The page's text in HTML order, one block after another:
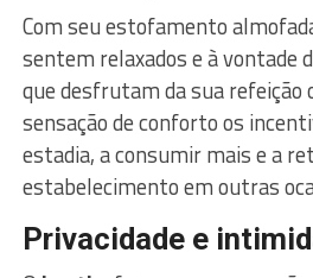
Com seu estofamento
sentem relaxados e à vontade
que desfrutam da sua refeição
sensação de conforto os
estadia, a consumir mais e a
estabelecimento em outras
Privacidade e